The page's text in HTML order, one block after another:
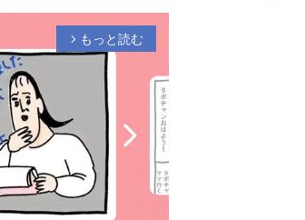
arrow_forward_ios もっと読む